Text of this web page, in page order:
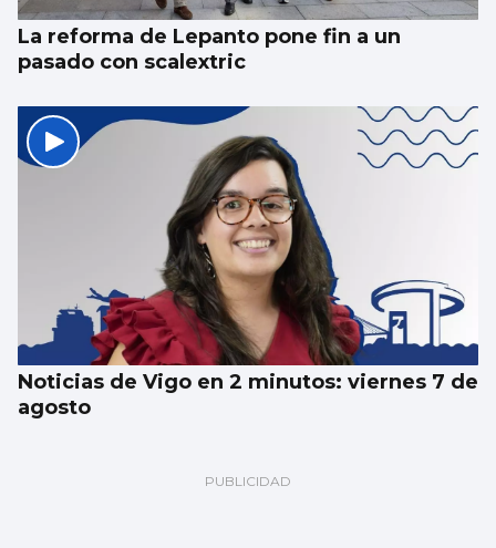
La reforma de Lepanto pone fin a un
pasado con scalextric
Noticias de Vigo en 2 minutos: viernes 7 de
agosto